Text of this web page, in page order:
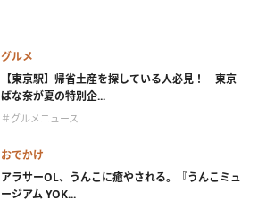
グルメ
【東京駅】帰省土産を探している人必見！ 東京
ばな奈が夏の特別企...
＃グルメニュース
おでかけ
アラサーOL、うんこに癒やされる。『うんこミュ
ージアム YOK...